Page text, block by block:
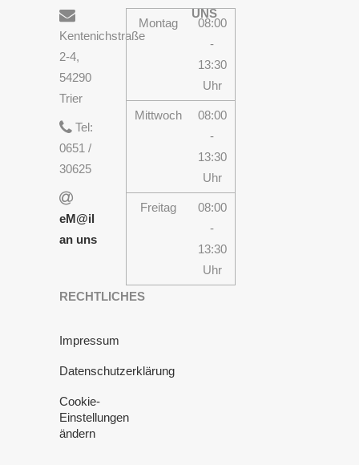
Kentenichstraße
2-4,
54290
Trier
Tel:
0651 /
30625
eM@il
an uns
RECHTLICHES
Impressum
Datenschutzerklärung
Cookie-
Einstellungen
ändern
Montag
08:00
-
13:30
Uhr
Mittwoch
08:00
-
13:30
Uhr
Freitag
08:00
-
13:30
Uhr
UNS